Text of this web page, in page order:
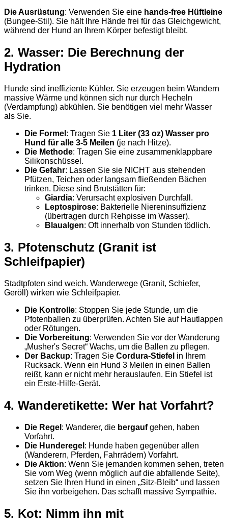
Die Ausrüstung: Verwenden Sie eine hands-free Hüftleine
(Bungee-Stil). Sie hält Ihre Hände frei für das Gleichgewicht,
während der Hund an Ihrem Körper befestigt bleibt.
2. Wasser: Die Berechnung der
Hydration
Hunde sind ineffiziente Kühler. Sie erzeugen beim Wandern
massive Wärme und können sich nur durch Hecheln
(Verdampfung) abkühlen. Sie benötigen viel mehr Wasser
als Sie.
Die Formel : Tragen Sie 1 Liter (33 oz) Wasser pro
Hund für alle 3-5 Meilen (je nach Hitze).
Die Methode: Tragen Sie eine zusammenklappbare
Silikonschüssel.
Die Gefahr: Lassen Sie sie NICHT aus stehenden
Pfützen, Teichen oder langsam fließenden Bächen
trinken. Diese sind Brutstätten für:
Giardia: Verursacht explosiven Durchfall.
Leptospirose: Bakterielle Niereninsuffizienz
(übertragen durch Rehpisse im Wasser).
Blaualgen: Oft innerhalb von Stunden tödlich.
3. Pfotenschutz (Granit ist
Schleifpapier)
Stadtpfoten sind weich. Wanderwege (Granit, Schiefer,
Geröll) wirken wie Schleifpapier.
Die Kontrolle: Stoppen Sie jede Stunde, um die
Pfotenballen zu überprüfen. Achten Sie auf Hautlappen
oder Rötungen.
Die Vorbereitung: Verwenden Sie vor der Wanderung
„Musher's Secret“ Wachs, um die Ballen zu pflegen.
Der Backup: Tragen Sie Cordura-Stiefel in Ihrem
Rucksack. Wenn ein Hund 3 Meilen in einen Ballen
reißt, kann er nicht mehr herauslaufen. Ein Stiefel ist
ein Erste-Hilfe-Gerät.
4. Wanderetikette: Wer hat Vorfahrt?
Die Regel : Wanderer, die bergaufgehen, haben
Vorfahrt.
Die Hunderegel : Hunde haben gegenüber allen
(Wanderern, Pferden, Fahrrädern) Vorfahrt.
Die Aktion: Wenn Sie jemanden kommen sehen, treten
Sie vom Weg (wenn möglich auf die abfallende Seite),
setzen Sie Ihren Hund in einen „Sitz-Bleib“ und lassen
Sie ihn vorbeigehen. Das schafft massive Sympathie.
5. Kot: Nimm ihn mit